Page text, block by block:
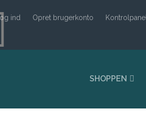
Log ind Opret brugerkonto Kontrolpanel
SHOPPEN